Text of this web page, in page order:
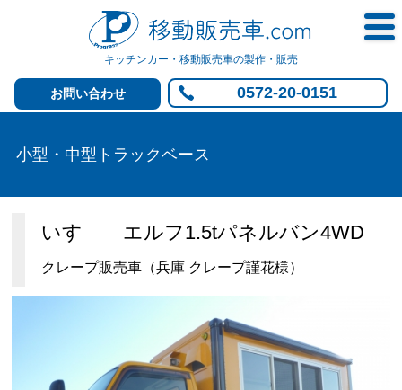
キッチンカー・移動販売車の製作・販売
お問い合わせ 0572-20-0151
小型・中型トラックベース
いすゞ エルフ1.5tパネルバン4WD
クレープ販売車（兵庫 クレープ謹花様）